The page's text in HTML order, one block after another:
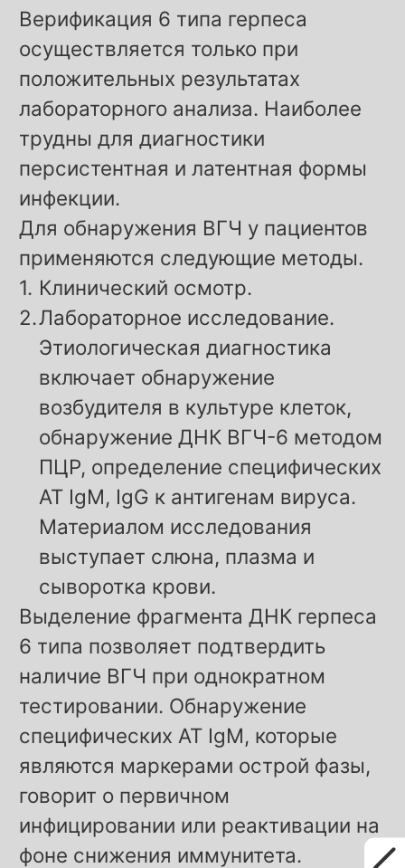
Верификация 6 типа герпеса
осуществляется только при
положительных результатах
лабораторного анализа. Наиболее
трудны для диагностики
персистентная и латентная формы
инфекции.
Для обнаружения ВГЧ у пациентов
применяются следующие методы.
Клинический осмотр.
Лабораторное исследование.
Этиологическая диагностика
включает обнаружение
возбудителя в культуре клеток,
обнаружение ДНК ВГЧ-6 методом
ПЦР, определение специфических
АТ IgM, IgG к антигенам вируса.
Материалом исследования
выступает слюна, плазма и
сыворотка крови.
Выделение фрагмента ДНК герпеса
6 типа позволяет подтвердить
наличие ВГЧ при однократном
тестировании. Обнаружение
специфических АТ IgМ, которые
являются маркерами острой фазы,
говорит о первичном
инфицировании или реактивации на
фоне снижения иммунитета.